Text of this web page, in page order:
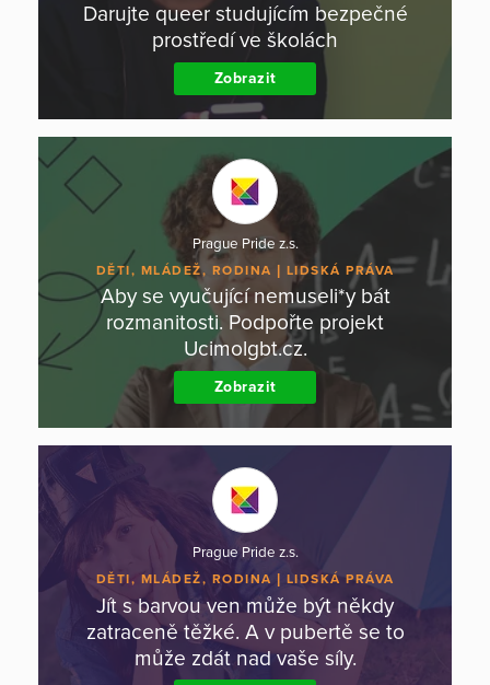
Darujte queer studujícím bezpečné
prostředí ve školách
Zobrazit
Prague Pride z.s.
DĚTI, MLÁDEŽ, RODINA LIDSKÁ PRÁVA
Aby se vyučující nemuseli*y bát
rozmanitosti. Podpořte projekt
Ucimolgbt.cz.
Zobrazit
Prague Pride z.s.
DĚTI, MLÁDEŽ, RODINA LIDSKÁ PRÁVA
Jít s barvou ven může být někdy
zatraceně těžké. A v pubertě se to
může zdát nad vaše síly.